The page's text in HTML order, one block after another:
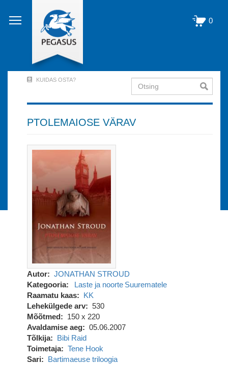
edasi
põhisisu
0
Account
Menu
KUIDAS OSTA? Otsing
PTOLEMAIOSE VÄRAV
Autor
JONATHAN STROUD
Kategooria
Laste ja noorte Suurematele
Raamatu kaas
KK
Lehekülgede arv
530
Mõõtmed
150 x 220
Avaldamise aeg
05.06.2007
Tõlkija
Bibi Raid
Toimetaja
Tene Hook
Sari
Bartimaeuse triloogia